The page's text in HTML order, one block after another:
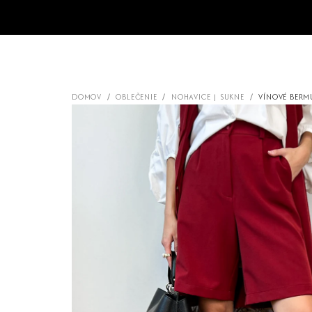
DOMOV / OBLEČENIE / NOHAVICE | SUKNE / VÍNOVÉ